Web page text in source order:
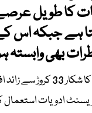
کا طویل
ہے جبکہ
بھی وابستہ
دنیا بھر میں ڈپریشن کا
ادویات